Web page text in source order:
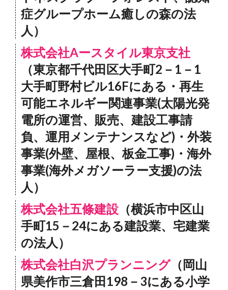
症グループホーム癒しの森の法
人）
株式会社Aースタイル東京支社
（東京都千代田区大手町2－1－1
大手町野村ビル16Fにある・再生
可能エネルギー関連事業(太陽光発
電所の運営、販売、建設工事請
負、運用メンテナンスなど)・外装
事業(外壁、屋根、板金工事)・海外
事業(海外メガソーラー支援)の法
人）
株式会社五條建設 （横浜市中区山
手町15－24にある建設業、宅建業
の法人）
株式会社白沢プランニング（岡山
県美作市三倉田198－3にある小学